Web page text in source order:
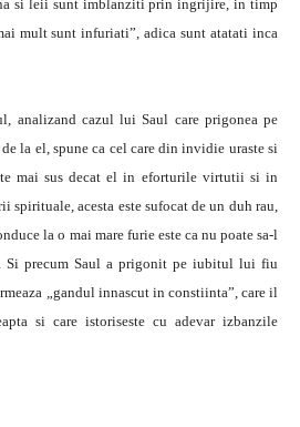
si leii sunt imblanziti prin ingrijire, in timp
mult sunt infuriati”, adica sunt atatati inca
analizand cazul lui Saul care prigonea pe
la el, spune ca cel care din invidie uraste si
mai sus decat el in eforturile virtutii si in
spirituale, acesta este sufocat de un duh rau,
la o mai mare furie este ca nu poate sa-l
Si precum Saul a prigonit pe iubitul lui fiu
„gandul innascut in constiinta”, care il
si care istoriseste cu adevar izbanzile